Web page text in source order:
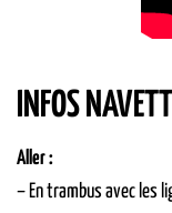
INFOS
Aller :
– En trambus avec les